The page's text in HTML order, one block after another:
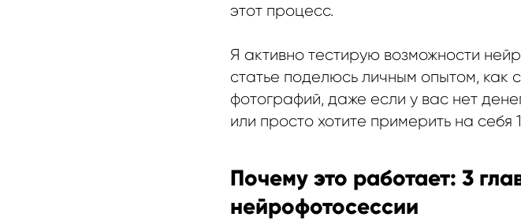
этот процесс.
Я активно тестирую возможности
статье поделюсь личным опытом, как
фотографий, даже если у вас нет
или просто хотите примерить на
Почему это работает: 3
нейрофотосессии